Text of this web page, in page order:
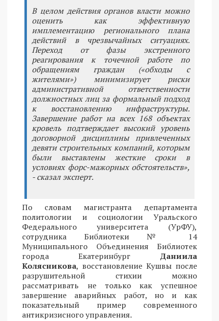
В целом действия органов власти можно
оценить как эффективную
имплементацию регионального плана
действий в чрезвычайных ситуациях.
Переход от фазы экстренного
реагирования к точечной работе по
обращениям граждан («обходы с
жителями») минимизирует риски
административной ответственности
должностных лиц за формальный подход
к восстановлению инфраструктуры.
Завершение работ на всех 168 объектах
кровель подтверждает высокий уровень
договорной дисциплины привлеченных
девяти строительных компаний, которым
были выставлены жесткие сроки в
условиях форс-мажорных обстоятельств»,
- сказал эксперт.
По словам магистранта департамента
политологии и социологии Уральского
Федерального университета (УрФУ),
сотрудника Библиотеки № 14
Муниципального Объединения Библиотек
города Екатеринбург Даниила
Колясникова, восстановление Кушвы после
разрушительной стихии можно
рассматривать не только как успешное
завершение аварийных работ, но и как
показательный пример современного
антикризисного управления.